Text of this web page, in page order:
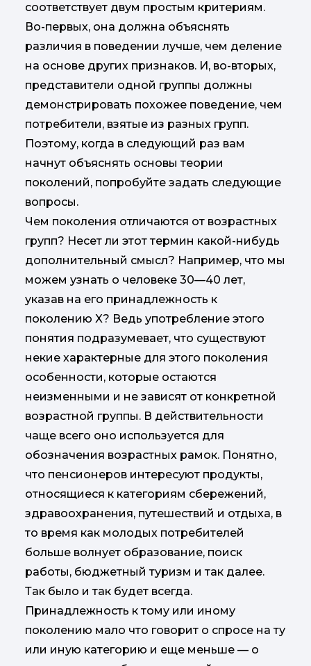
соответствует двум простым критериям.
Во-первых, она должна объяснять
различия в поведении лучше, чем деление
на основе других признаков. И, во-вторых,
представители одной группы должны
демонстрировать похожее поведение, чем
потребители, взятые из разных групп.
Поэтому, когда в следующий раз вам
начнут объяснять основы теории
поколений, попробуйте задать следующие
вопросы.
Чем поколения отличаются от возрастных
групп? Несет ли этот термин какой-нибудь
дополнительный смысл? Например, что мы
можем узнать о человеке 30—40 лет,
указав на его принадлежность к
поколению X? Ведь употребление этого
понятия подразумевает, что существуют
некие характерные для этого поколения
особенности, которые остаются
неизменными и не зависят от конкретной
возрастной группы. В действительности
чаще всего оно используется для
обозначения возрастных рамок. Понятно,
что пенсионеров интересуют продукты,
относящиеся к категориям сбережений,
здравоохранения, путешествий и отдыха, в
то время как молодых потребителей
больше волнует образование, поиск
работы, бюджетный туризм и так далее.
Так было и так будет всегда.
Принадлежность к тому или иному
поколению мало что говорит о спросе на ту
или иную категорию и еще меньше — о